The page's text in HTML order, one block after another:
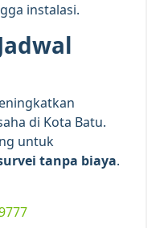
instalasi.
di Kota Batu.
untuk
tanpa biaya.